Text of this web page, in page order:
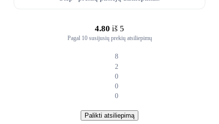
4.80 iš 5
Pagal 10 susijusių prekių atsiliepimų
8
2
0
0
0
Palikti atsiliepimą